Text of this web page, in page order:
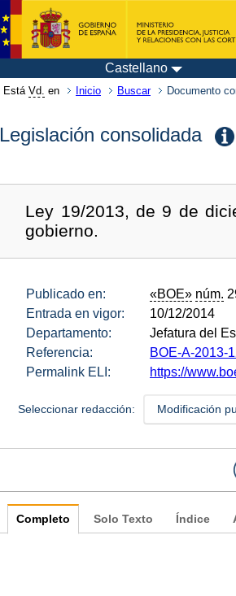
Castellano
Está Vd. en Inicio Buscar Documento
Legislación consolidada
Ley 19/2013, de 9 de
gobierno.
Publicado en: «BOE» núm.
Entrada en vigor:
10/12/2014
Departamento:
Jefatura del
Referencia:
BOE-A-2013-
Permalink ELI:
https://
Seleccionar redacción: Modificación
Completo Solo Texto Índice